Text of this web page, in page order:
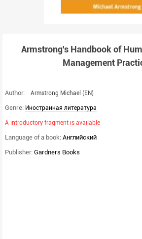
Armstrong's Handbook of
Management
Author: Armstrong Michael (EN)
Genre: Иностранная литература
A introductory fragment is available
Language of a book: Английский
Publisher: Gardners Books